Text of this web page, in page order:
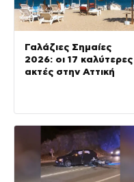
Γαλάζιες Σημαίες
2026: οι 17 καλύτερες
ακτές στην Αττική